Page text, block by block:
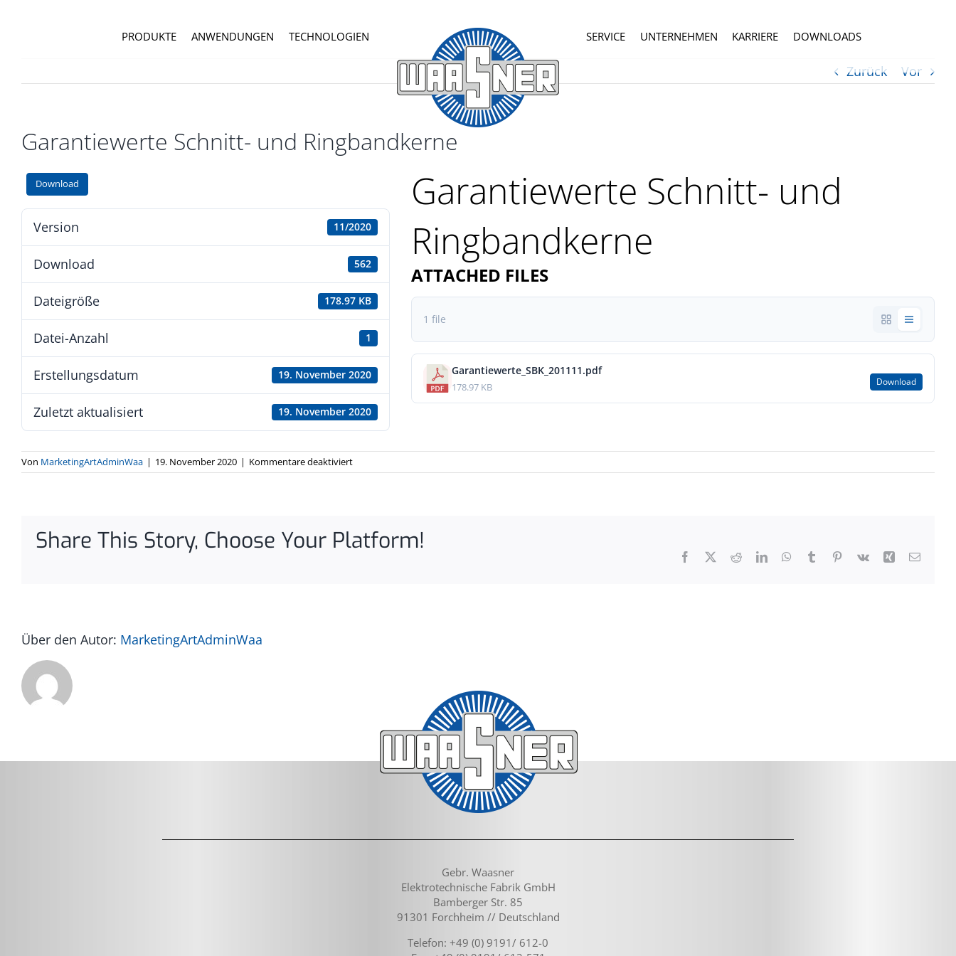
PRODUKTE ANWENDUNGEN TECHNOLOGIEN SERVICE UNTERNEHMEN KARRIERE DOWNLOADS
Zurück Vor
Garantie­werte Schnitt- und Ringband­kerne
Download
Version 11/2020
Download 562
Dateigröße 178.97 KB
Datei-Anzahl 1
Erstellungsdatum 19. November 2020
Zuletzt aktualisiert 19. November 2020
Garantie­werte Schnitt- und
Ringband­kerne
ATTACHED FILES
1 file
Garantiewerte_SBK_201111.pdf
178.97 KB Download
Von MarketingArtAdminWaa | 19. November 2020 | Kommentare deaktiviertfür
Garantie­
Ringband­
kerne
Share This Story, Choose Your Platform!
Facebook RedditLinkedInWhatsApp
Tumblr Pinterest
Vk Xing E-
Über den Autor: MarketingArtAdminWaa
Gebr. Waasner
Elektrotechnische Fabrik GmbH
Bamberger Str. 85
91301 Forchheim // Deutschland
Telefon: +49 (0) 9191/ 612-0